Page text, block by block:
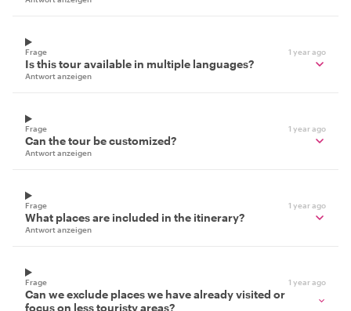
Frage 1 year ago
Is this tour available in multiple languages?
Antwort anzeigen
Frage 1 year ago
Can the tour be customized?
Antwort anzeigen
Frage 1 year ago
What places are included in the itinerary?
Antwort anzeigen
Frage 1 year ago
Can we exclude places we have already visited or
focus on less touristy areas?